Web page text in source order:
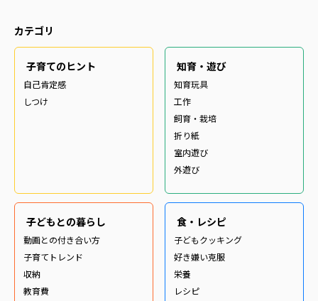
カテゴリ
子育てのヒント
自己肯定感
しつけ
知育・遊び
知育玩具
工作
飼育・栽培
折り紙
室内遊び
外遊び
子どもとの暮らし
動画との付き合い方
子育てトレンド
収納
教育費
食・レシピ
子どもクッキング
好き嫌い克服
栄養
レシピ